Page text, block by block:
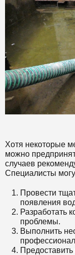
Хотя некоторые
можно
случаев
Специалисты
Провести
появления
Разработать
проблемы.
Выполнить